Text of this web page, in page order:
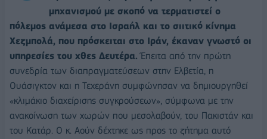
μηχανισμού με σκοπό να τερματιστεί ο
πόλεμος ανάμεσα στο Ισραήλ και το σιιτικό κίνημα
Χεζμπολά, που πρόσκειται στο Ιράν, έκαναν γνωστό οι
υπηρεσίες του χθες Δευτέρα.Έπειτα από την πρώτη
συνεδρία των διαπραγματεύσεων στην Ελβετία, η
Ουάσιγκτον και η Τεχεράνη συμφώνησαν να δημιουργηθεί
«κλιμάκιο διαχείρισης συγκρούσεων», σύμφωνα με την
ανακοίνωση των χωρών που μεσολαβούν, του Πακιστάν και
του Κατάρ. Ο κ. Αούν δέχτηκε ως προς το ζήτημα αυτό